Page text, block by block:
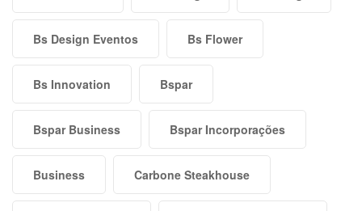
Bs Design Eventos Bs Flower
Bs Innovation Bspar
Bspar Business Bspar Incorporações
Business Carbone Steakhouse